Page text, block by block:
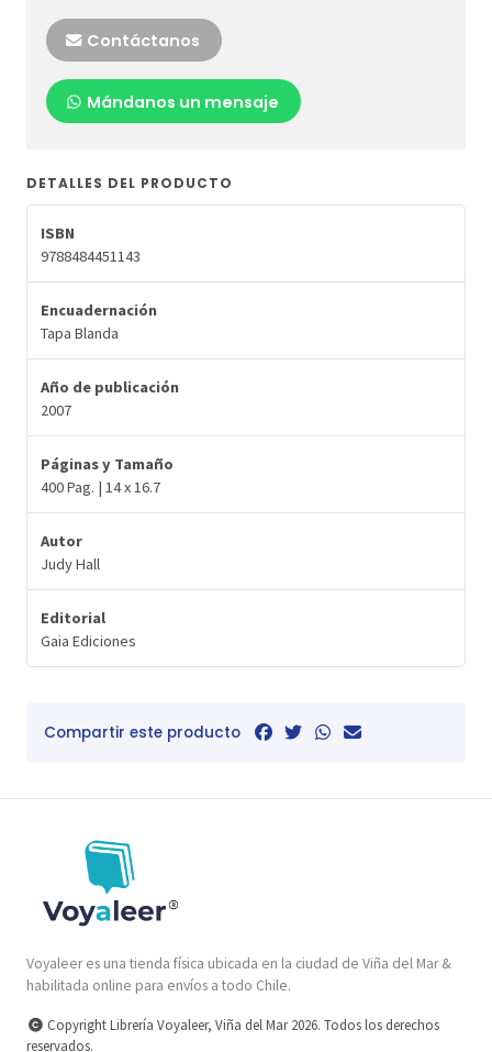
Contáctanos
Mándanos un mensaje
DETALLES DEL PRODUCTO
ISBN
9788484451143
Encuadernación
Tapa Blanda
Año de publicación
2007
Páginas y Tamaño
400 Pag. | 14 x 16.7
Autor
Judy Hall
Editorial
Gaia Ediciones
Compartir este producto
Voyaleer es una tienda física ubicada en la ciudad de Viña del Mar &
habilitada online para envíos a todo Chile.
Copyright Librería Voyaleer, Viña del Mar 2026. Todos los derechos
reservados.